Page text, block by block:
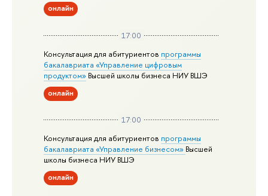
онлайн
17:00
Консультация для абитуриентов программы
бакалавриата «Управление цифровым
продуктом» Высшей школы бизнеса НИУ ВШЭ
онлайн
17:00
Консультация для абитуриентов программы
бакалавриата «Управление бизнесом» Высшей
школы бизнеса НИУ ВШЭ
онлайн